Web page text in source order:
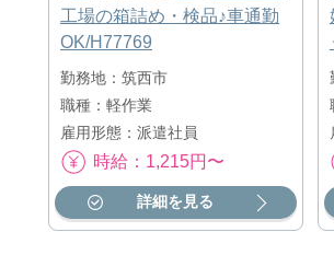
工場の箱詰め・検品♪車通勤
OK/H77769
勤務地：筑西市
職種：軽作業
雇用形態：派遣社員
時給：1,215円〜
詳細を見る